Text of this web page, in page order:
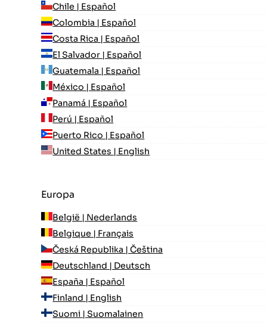
Chile | Español
Colombia | Español
Costa Rica | Español
El Salvador | Español
Guatemala | Español
México | Español
Panamá | Español
Perú | Español
Puerto Rico | Español
United States | English
Europa
België | Nederlands
Belgique | Français
Česká Republika | Čeština
Deutschland | Deutsch
España | Español
Finland | English
Suomi | Suomalainen